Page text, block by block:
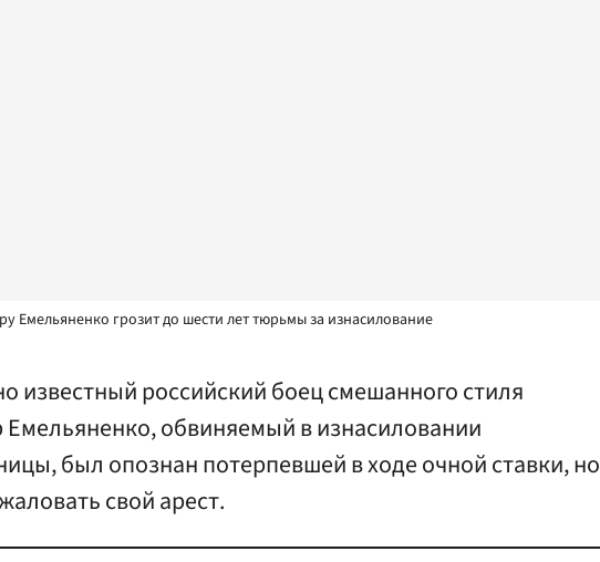
Емельяненко грозит до шести лет тюрьмы за изнасилование
известный российский боец смешанного стиля
Емельяненко, обвиняемый в изнасиловании
был опознан потерпевшей в ходе очной ставки, но
свой арест.